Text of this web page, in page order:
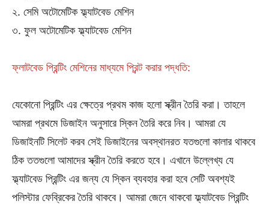
২. সেমি অটোমেটিক ফ্ল্যাটবেড মেশিন
৩. ফুল অটোমেটিক ফ্ল্যাটবেড মেশিন
ফ্লাটবেড প্রিন্টিং মেশিনের মাধ্যমে প্রিন্ট করার পদ্ধতি:
যেকোনো প্রিন্টিং এর ক্ষেত্রে প্রথম কাজ হলো স্ক্রীন তৈরি করা। তাহলে
আমরা প্রথমে ডিজাইন অনুসারে স্কিন তৈরি করে নিব। আমরা যে
ডিজাইনটি সিলেট করব সেই ডিজাইনের অবস্থানরত যতগুলো কালার থাকবে
ঠিক ততগুলো আমাদের স্ক্রীন তৈরি করতে হবে। এখানে উল্লেখ্য যে
ফ্ল্যাটবেড প্রিন্টিং এর জন্য যে স্কিন ব্যবহার করা হবে সেটি অবশ্যই
পলিস্টার ফেব্রিকের তৈরি থাকবে। আমরা জেনে থাকবো ফ্ল্যাটবেড প্রিন্টিং